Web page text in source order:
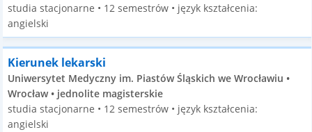
studia stacjonarne • 12 semestrów • język kształcenia:
angielski
Kierunek lekarski
Uniwersytet Medyczny im. Piastów Śląskich we Wrocławiu •
Wrocław • jednolite magisterskie
studia stacjonarne • 12 semestrów • język kształcenia:
angielski